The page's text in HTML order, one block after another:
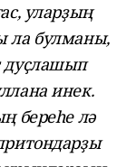
уларҙың
ла булманы,
дуҫлашып
инек.
береһе лә